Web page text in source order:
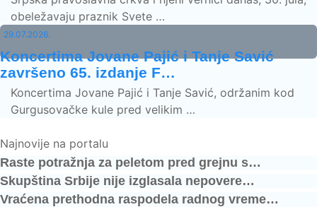
obeležavaju praznik Svete …
29.07.2026.
Koncertima Jovane Pajić i Tanje Savić
završeno 65. izdanje F…
Koncertima Jovane Pajić i Tanje Savić, održanim kod
Gurgusovačke kule pred velikim …
Najnovije na portalu
Raste potražnja za peletom pred grejnu s…
Skupština Srbije nije izglasala nepovere…
Vraćena prethodna raspodela radnog vreme…